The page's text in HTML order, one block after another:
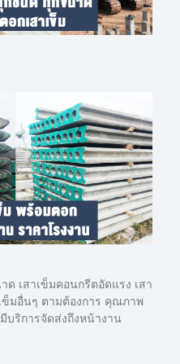
เสาเข็มคอนกรีตอัดแรง เสา
ข็มอื่นๆ ตามต้องการ คุณภาพ
บริการจัดส่งถึงหน้างาน